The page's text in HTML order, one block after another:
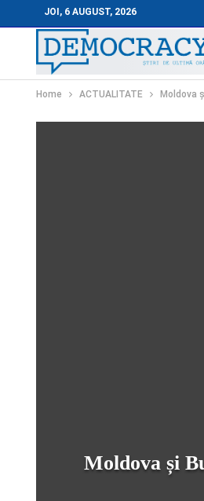
JOI, 6 AUGUST, 2026
Home ACTUALITATE Moldova
Moldova și